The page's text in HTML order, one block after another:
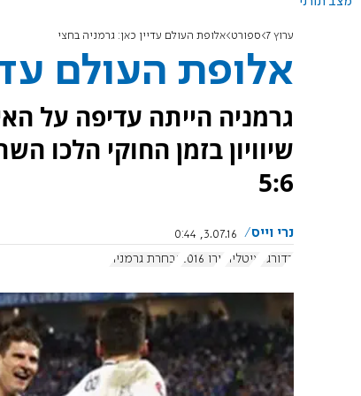
ערוץ 7 ספורט אלופת העולם עדיין כאן: גרמניה בחצי
אלופת העולם
גרמניה הייתה עדיפה על
שיוויון בזמן החוקי הלכו
5:6
נרי וייס
3.07.16, 0:44
כדורגל
איטליה יורו 2016 נבחרת גרמניה